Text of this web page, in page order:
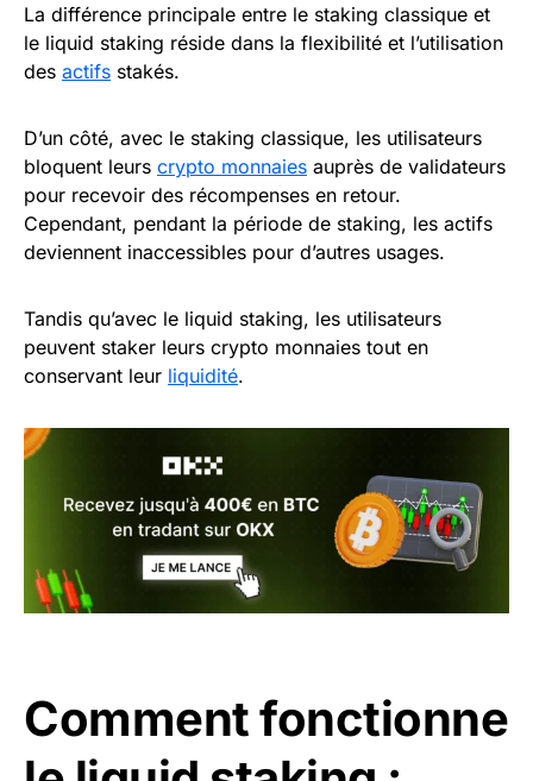
La différence principale entre le staking classique et
le liquid staking réside dans la flexibilité et l’utilisation
des actifs stakés.
D’un côté, avec le staking classique, les utilisateurs
bloquent leurs crypto monnaies auprès de validateurs
pour recevoir des récompenses en retour.
Cependant, pendant la période de staking, les actifs
deviennent inaccessibles pour d’autres usages.
Tandis qu’avec le liquid staking, les utilisateurs
peuvent staker leurs crypto monnaies tout en
conservant leur liquidité.
Comment fonctionne